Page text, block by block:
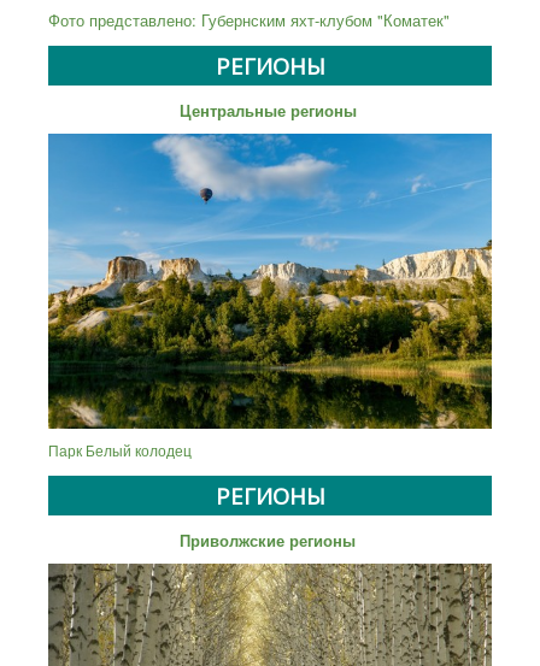
Фото представлено: Губернским яхт-клубом "Коматек"
РЕГИОНЫ
Центральные регионы
Парк Белый колодец
РЕГИОНЫ
Приволжские регионы